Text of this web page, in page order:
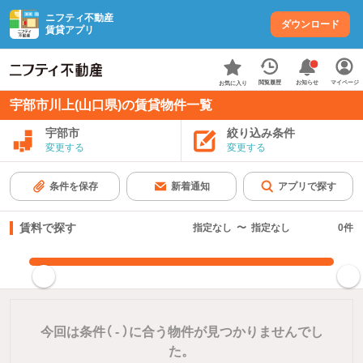
ニフティ不動産
賃貸アプリ
ダウンロード
お気に入り 閲覧履歴 お知らせ マイページ
宇部市川上(山口県)の賃貸物件一覧
宇部市
変更する
絞り込み条件
変更する
条件を保存 新着通知 アプリで探す
賃料で探す 指定なし 〜 指定なし 0件
今回は条件（ -）に合う物件が見つかりませんでし
た。